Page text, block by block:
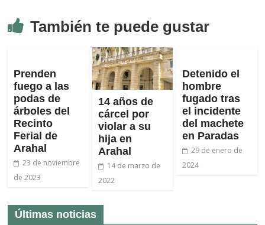
También te puede gustar
Prenden
fuego a las
podas de
árboles del
Recinto
Ferial de
Arahal
23 de noviembre
de 2023
14 años de
cárcel por
violar a su
hija en
Arahal
14 de marzo de
2022
Detenido el
hombre
fugado tras
el incidente
del machete
en Paradas
29 de enero de
2024
Últimas noticias